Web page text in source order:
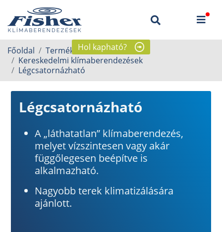
Hol kapható?
Főoldal
Termékek
Kereskedelmi klímaberendezések
Légcsatornázható
Légcsatornázható
A „láthatatlan” klímaberendezés,
melyet vízszintesen vagy akár
függőlegesen beépítve is
alkalmazható.
Nagyobb terek klimatizálására
ajánlott.